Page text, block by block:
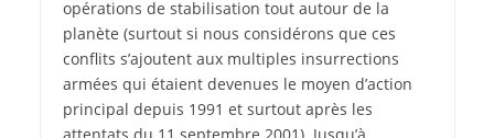
opérations de stabilisation tout autour de la
planète (surtout si nous considérons que ces
conflits s’ajoutent aux multiples insurrections
armées qui étaient devenues le moyen d’action
principal depuis 1991 et surtout après les
attentats du 11 septembre 2001). Jusqu’à